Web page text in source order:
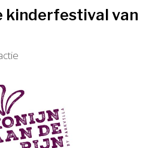
kinderfestival van